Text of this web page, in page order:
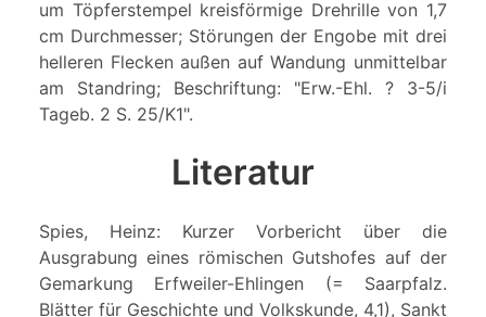
um Töpferstempel kreisförmige Drehrille von 1,7
cm Durchmesser; Störungen der Engobe mit drei
helleren Flecken außen auf Wandung unmittelbar
am Standring; Beschriftung: "Erw.-Ehl. ? 3-5/i
Tageb. 2 S. 25/K1".
Literatur
Spies, Heinz: Kurzer Vorbericht über die
Ausgrabung eines römischen Gutshofes auf der
Gemarkung Erfweiler-Ehlingen (= Saarpfalz.
Blätter für Geschichte und Volkskunde, 4,1), Sankt